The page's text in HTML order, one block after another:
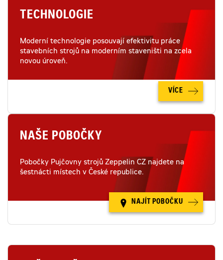
TECHNOLOGIE
Moderní technologie posouvají efektivitu práce
stavebních strojů na moderním staveništi na zcela
novou úroveň.
VÍCE
NAŠE POBOČKY
Pobočky Pujčovny strojů Zeppelin CZ najdete na
šestnácti místech v České republice.
NAJÍT POBOČKU